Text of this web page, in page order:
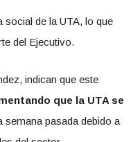
de la UTA, lo que
del Ejecutivo.
indican que este
que la UTA se
semana pasada debido a